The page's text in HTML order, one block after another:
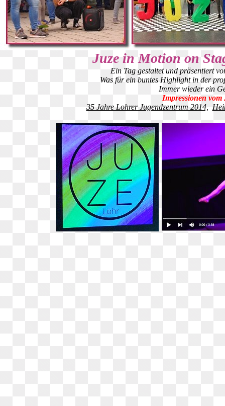
Juze in Motion on
Ein Tag gestaltet und präsentiert
Was für ein buntes Highlight in der
Immer wieder ein
Impressionen
35 Jahre Lohrer Jugendzentrum 2014,